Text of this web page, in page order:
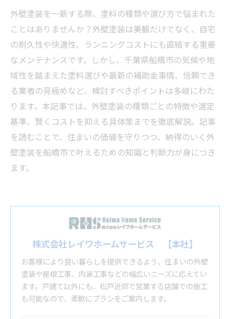
外壁塗装を一新する際、塗料の種類や選び方で悩まれた
ことはありませんか？外壁塗装は美観だけでなく、自宅
の耐久性や快適性、ランニングコストにも直結する重要
なメンテナンスです。しかし、千葉県船橋市の気候や地
域性を踏まえた塗料選びや最新の補助金事情、信頼でき
る業者の見極めなど、検討すべきポイントは多岐にわた
ります。本記事では、外壁塗装の種類ごとの特徴や選定
基準、賢くコストを抑える具体策までを徹底解説。記事
を読むことで、住まいの価値を守りつつ、納得のいく外
壁塗装を船橋市で叶えるための知識と判断力が身につき
ます。
株式会社レイワホームサービス 【本社】
お客様により良い暮らしを提供できるよう、住まいの外壁
塗装や屋根工事、内装工事などの幅広いニーズに応えてい
ます。戸建て以外にも、松戸近郊で営業する店舗での施工
も可能なので、柔軟にプランをご案内します。